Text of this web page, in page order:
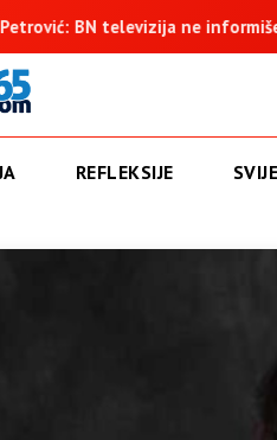
ne informiše objektivno, već
REFLEKSIJE